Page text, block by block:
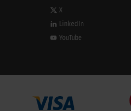
X
LinkedIn
YouTube